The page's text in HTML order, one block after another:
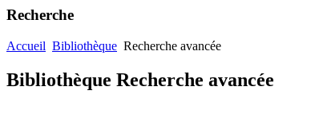
Recherche
Accueil Bibliothèque Recherche avancée
Bibliothèque Recherche avancée